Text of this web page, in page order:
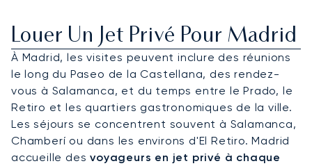
Louer Un Jet Privé Pour Madrid
À Madrid, les visites peuvent inclure des réunions
le long du Paseo de la Castellana, des rendez-
vous à Salamanca, et du temps entre le Prado, le
Retiro et les quartiers gastronomiques de la ville.
Les séjours se concentrent souvent à Salamanca,
Chamberí ou dans les environs d'El Retiro. Madrid
accueille desvoyageurs en jet privé à chaque